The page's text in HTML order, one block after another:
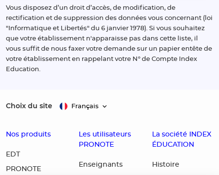
Vous disposez d’un droit d’accès, de modification, de
rectification et de suppression des données vous concernant (loi
"Informatique et Libertés" du 6 janvier 1978). Si vous souhaitez
que votre établissement n'apparaisse pas dans cette liste, il
vous suffit de nous faxer votre demande sur un papier entête de
votre établissement en rappelant votre N° de Compte Index
Education.
Choix du site Français
Nos produits
EDT
PRONOTE
Les utilisateurs
PRONOTE
Enseignants
La société INDEX
ÉDUCATION
Histoire